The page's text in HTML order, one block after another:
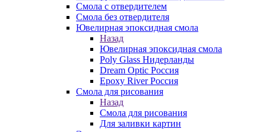
Смола с отвердителем
Смола без отвердителя
Ювелирная эпоксидная смола
Назад
Ювелирная эпоксидная смола
Poly Glass Нидерланды
Dream Optic Россия
Epoxy River Россия
Смола для рисования
Назад
Смола для рисования
Для заливки картин